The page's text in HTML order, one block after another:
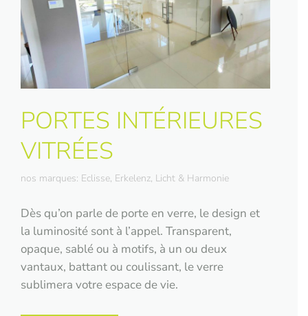
PORTES INTÉRIEURES
VITRÉES
nos marques: Eclisse, Erkelenz, Licht & Harmonie
Dès qu’on parle de porte en verre, le design et
la luminosité sont à l’appel. Transparent,
opaque, sablé ou à motifs, à un ou deux
vantaux, battant ou coulissant, le verre
sublimera votre espace de vie.